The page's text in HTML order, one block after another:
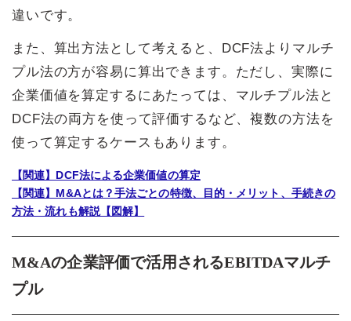
違いです。
また、算出方法として考えると、DCF法よりマルチ
プル法の方が容易に算出できます。ただし、実際に
企業価値を算定するにあたっては、マルチプル法と
DCF法の両方を使って評価するなど、複数の方法を
使って算定するケースもあります。
【関連】DCF法による企業価値の算定
【関連】M&Aとは？手法ごとの特徴、目的・メリット、手続きの
方法・流れも解説【図解】
M&Aの企業評価で活用されるEBITDAマルチ
プル